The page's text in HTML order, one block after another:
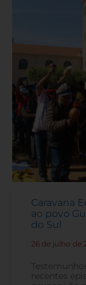
Caravana
ao povo
do Sul
26 de julho de
recentes